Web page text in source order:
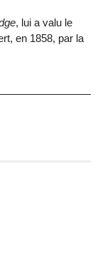
, lui a valu le
en 1858, par la